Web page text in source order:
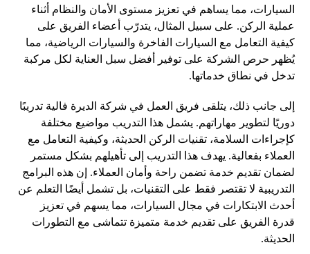
السيارات، مما يساهم في تعزيز مستوى الأمان والنظام أثناء
عملية الركن. على سبيل المثال، يتدرّب أعضاء الفريق على
كيفية التعامل مع السيارات الفاخرة والسيارات الرياضية، مما
يُظهر حرص الشركة على توفير أفضل سبل العناية لكل مركبة
تدخل في نطاق خدماتها.
إلى جانب ذلك، يتلقى فريق العمل في شركة الديرة فالية تدريبًا
دوريًا لتطوير مهاراتهم. يشمل هذا التدريب مواضيع مختلفة
كإجراءات السلامة، تقنيات الركن الحديثة، وكيفية التعامل مع
العملاء بفعالية. يهدف هذا التدريب إلى تأهيلهم بشكل مستمر
لضمان تقديم خدمة تضمن راحة وأمان العملاء. إن هذه البرامج
التدريبية لا تقتصر فقط على التقنيات، بل تشمل أيضًا التعلم عن
أحدث الابتكارات في مجال السيارات، مما يسهم في تعزيز
قدرة الفريق على تقديم خدمة متميزة تتماشى مع التطورات
الحديثة.